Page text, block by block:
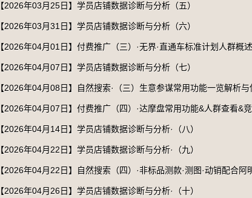
【2026年03月25日】学员店铺数据诊断与分析（五）
【2026年03月31日】学员店铺数据诊断与分析（六）
【2026年04月01日】付费推广（三）·无界·直通车标准计划人群概
【2026年04月07日】学员店铺数据诊断与分析（七）
【2026年04月08日】自然搜索·（三）生意参谋常用功能一览解析与
【2026年04月07日】付费推广（四）·达摩盘常用功能&人群查看&
【2026年04月14日】学员店铺数据诊断与分析·（八）
【2026年04月22日】学员店铺数据诊断与分析·（九）
【2026年04月22日】自然搜索（四）·非标品测款·测图·动销配合阿
【2026年04月26日】学员店铺数据诊断与分析·（十）